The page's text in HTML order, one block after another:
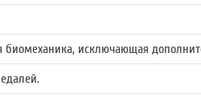
биомеханика, исключающая